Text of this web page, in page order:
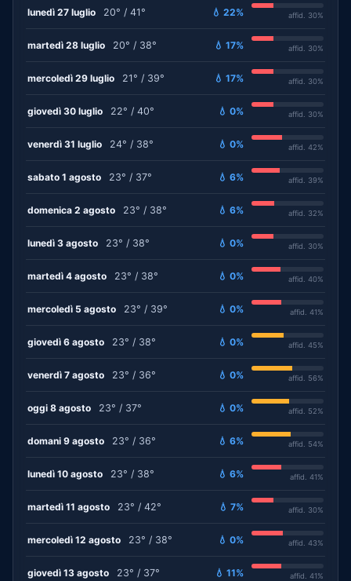
lunedì 27 luglio 20° / 41° 💧 22% affid. 30%
martedì 28 luglio 20° / 38° 💧 17% affid. 30%
mercoledì 29 luglio 21° / 39° 💧 17% affid. 30%
giovedì 30 luglio 22° / 40° 💧 0% affid. 30%
venerdì 31 luglio 24° / 38° 💧 0% affid. 42%
sabato 1 agosto 23° / 37° 💧 6% affid. 39%
domenica 2 agosto 23° / 38° 💧 6% affid. 32%
lunedì 3 agosto 23° / 38° 💧 0% affid. 30%
martedì 4 agosto 23° / 38° 💧 0% affid. 40%
mercoledì 5 agosto 23° / 39° 💧 0% affid. 41%
giovedì 6 agosto 23° / 38° 💧 0% affid. 45%
venerdì 7 agosto 23° / 36° 💧 0% affid. 56%
oggi 8 agosto 23° / 37° 💧 0% affid. 52%
domani 9 agosto 23° / 36° 💧 6% affid. 54%
lunedì 10 agosto 23° / 38° 💧 6% affid. 41%
martedì 11 agosto 23° / 42° 💧 7% affid. 30%
mercoledì 12 agosto 23° / 38° 💧 0% affid. 43%
giovedì 13 agosto 23° / 37° 💧 11% affid. 41%